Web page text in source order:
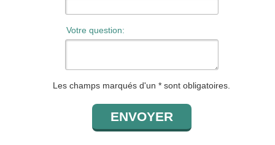
Votre question:
Les champs marqués d'un * sont obligatoires.